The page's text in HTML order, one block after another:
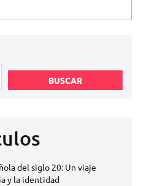
BUSCAR
del siglo 20: Un viaje
y la identidad